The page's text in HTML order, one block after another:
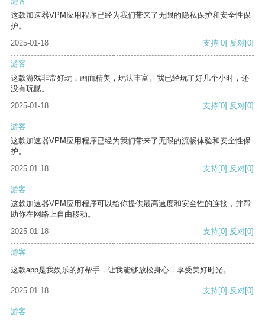
这款加速器VPM应用程序已经为我们带来了无限的隐私保护和安全性保
护。
2025-01-18
支持[0] 反对[0]
游客
这款游戏非常好玩，画面精美，玩法丰富。我已经玩了好几个小时，还
没有玩腻。
2025-01-18
支持[0] 反对[0]
游客
这款加速器VPM应用程序已经为我们带来了无限的流畅体验和安全性保
护。
2025-01-18
支持[0] 反对[0]
游客
这款加速器VPM应用程序可以给你提供最高速度和安全性的连接，并帮
助你在网络上自由移动。
2025-01-18
支持[0] 反对[0]
游客
这款app是我娱乐的好帮手，让我能够放松身心，享受美好时光。
2025-01-18 支持[0] 反对[0]
游客